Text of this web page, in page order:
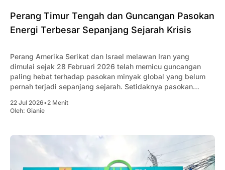
Perang Timur Tengah dan Guncangan Pasokan
Energi Terbesar Sepanjang Sejarah Krisis
Perang Amerika Serikat dan Israel melawan Iran yang
dimulai sejak 28 Februari 2026 telah memicu guncangan
paling hebat terhadap pasokan minyak global yang belum
pernah terjadi sepanjang sejarah. Setidaknya pasokan
konflik tersebut.
22 Jul 2026•2 Menit
Oleh: Gianie